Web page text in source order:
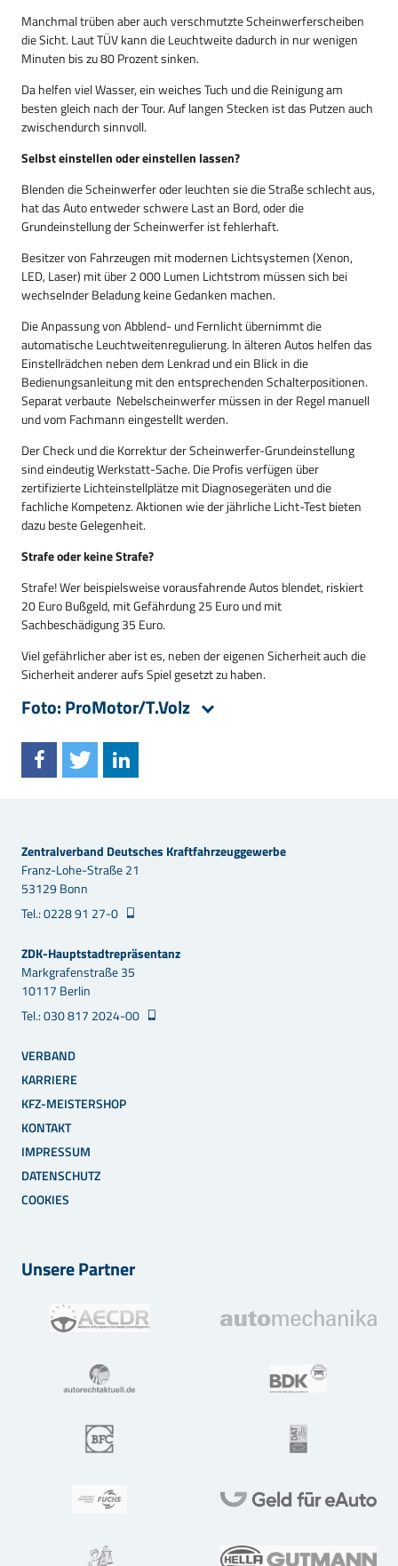
Manchmal trüben aber auch verschmutzte Scheinwerferscheiben
die Sicht. Laut TÜV kann die Leuchtweite dadurch in nur wenigen
Minuten bis zu 80 Prozent sinken.
Da helfen viel Wasser, ein weiches Tuch und die Reinigung am
besten gleich nach der Tour. Auf langen Stecken ist das Putzen auch
zwischendurch sinnvoll.
Selbst einstellen oder einstellen lassen?
Blenden die Scheinwerfer oder leuchten sie die Straße schlecht aus,
hat das Auto entweder schwere Last an Bord, oder die
Grundeinstellung der Scheinwerfer ist fehlerhaft.
Besitzer von Fahrzeugen mit modernen Lichtsystemen (Xenon,
LED, Laser) mit über 2 000 Lumen Lichtstrom müssen sich bei
wechselnder Beladung keine Gedanken machen.
Die Anpassung von Abblend- und Fernlicht übernimmt die
automatische Leuchtweitenregulierung. In älteren Autos helfen das
Einstellrädchen neben dem Lenkrad und ein Blick in die
Bedienungsanleitung mit den entsprechenden Schalterpositionen.
Separat verbaute Nebelscheinwerfer müssen in der Regel manuell
und vom Fachmann eingestellt werden.
Der Check und die Korrektur der Scheinwerfer-Grundeinstellung
sind eindeutig Werkstatt-Sache. Die Profis verfügen über
zertifizierte Lichteinstellplätze mit Diagnosegeräten und die
fachliche Kompetenz. Aktionen wie der jährliche Licht-Test bieten
dazu beste Gelegenheit.
Strafe oder keine Strafe?
Strafe! Wer beispielsweise vorausfahrende Autos blendet, riskiert
20 Euro Bußgeld, mit Gefährdung 25 Euro und mit
Sachbeschädigung 35 Euro.
Viel gefährlicher aber ist es, neben der eigenen Sicherheit auch die
Sicherheit anderer aufs Spiel gesetzt zu haben.
Foto: ProMotor/T.Volz
Zentralverband Deutsches Kraftfahrzeuggewerbe
Franz-Lohe-Straße 21
53129 Bonn
Tel.: 0228 91 27-0
ZDK-Hauptstadtrepräsentanz
Markgrafenstraße 35
10117 Berlin
Tel.: 030 817 2024-00
VERBAND
KARRIERE
KFZ-MEISTERSHOP
KONTAKT
IMPRESSUM
DATENSCHUTZ
COOKIES
Unsere Partner